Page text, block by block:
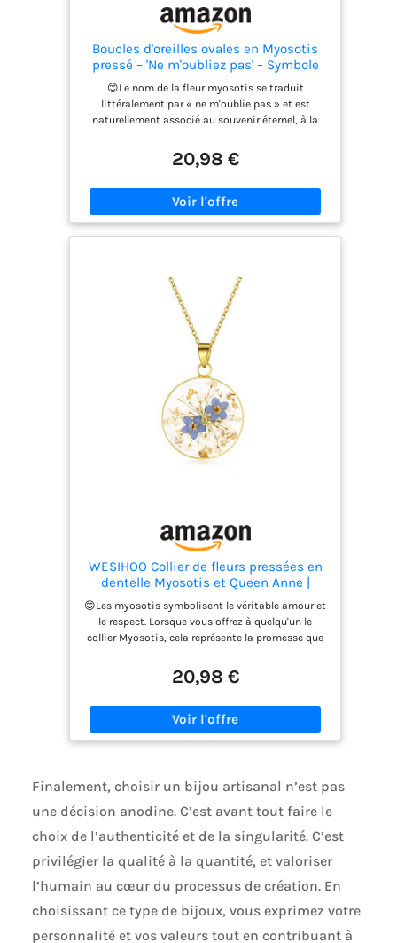
Boucles d'oreilles ovales en Myosotis
pressé – 'Ne m'oubliez pas' – Symbole
d'amour éternel et de mémoire– Bijoux
artisanaux Myosotis – Myosotis bleu
d'Alsace
😊Le nom de la fleur myosotis se traduit
littéralement par « ne m'oublie pas » et est
naturellement associé au souvenir éternel, à la
est souvent utilisé comme signe d'amour,
symbolisant l'engagement entre amoureux ou le
boucles d'oreilles : Une paire de boucles d'oreilles ;
Hauteur du pendentif : 30 mm ; Largeur du
hypoallergéniques. 😊Artisanat naturel &
précieux : Chaque pétale de Myosotis est
méticuleusement choisi à la main, puis enchâssé
dans de la résine par des techniques artisanales,
transformant cette fleur délicate en un trésor
immortel. Un bijou unique où la beauté éphémère
de la nature rencontre l'éternité, pour que votre
"Ne m'oubliez pas" ne s'efface jamais. 😊Tous les
bijoux sont élégamment emballés dans des
coffrets cadeaux arborant le design et la
présentation uniques de notre marque, pour une
expérience shopping parfaite. Merci infiniment
20,98 €
WESIHOO Collier de fleurs pressées en
dentelle Myosotis et Queen Anne |
Collier de fleurs pressées en or | Colliers
personnalisés faits à la main pour
femmes | Bijoux Myosotis | collier
femme | 45 CM
😊Les myosotis symbolisent le véritable amour et
le respect. Lorsque vous offrez à quelqu'un le
collier Myosotis, cela représente la promesse que
garderez dans vos pensées. Ils sont également
considérés comme un symbole de fidélité et de
main ; Hauteur du pendentif : 2,8 centimètres ;
Largeur du pendentif : 2,8 centimètres ; Matériaux
de la chaîne : plaqué or inoxydable de 45 cm et
est parfait pour un usage quotidien. 😊Forget Me
Not est exactement ce à quoi cela ressemble.
Choisissez ce cadeau pour votre mère, grand-
mère, fille, nièce, sœur, épouse, petite amie, toute
amie que vous aimez. Célébrez votre amour pour
quelqu'un de spécial ou pour vous-même avec un
collier représentant cette fleur précieuse. 😊
Instructions d'entretien : Après l'avoir porté,
20,98 €
Finalement, choisir un bijou artisanal n’est pas
une décision anodine. C’est avant tout faire le
choix de l’authenticité et de la singularité. C’est
privilégier la qualité à la quantité, et valoriser
l’humain au cœur du processus de création. En
choisissant ce type de bijoux, vous exprimez votre
personnalité et vos valeurs tout en contribuant à